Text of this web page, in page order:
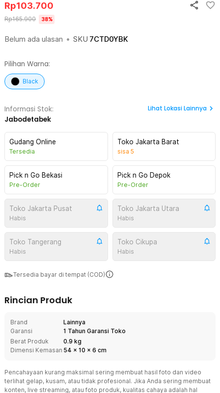
Belum ada ulasan • SKU 7CTD0YBK
Rp103.700
Rp165.900 38%
Pilihan Warna:
Black
Informasi Stok:
Jabodetabek
Lihat Lokasi Lainnya
Gudang Online
Tersedia
Toko Jakarta Barat
sisa 5
Pick n Go Bekasi
Pre-Order
Pick n Go Depok
Pre-Order
Toko Jakarta Pusat
Habis
Toko Jakarta Utara
Habis
Toko Tangerang
Habis
Toko Cikupa
Habis
Tersedia bayar di tempat (COD)
Rincian Produk
Brand
Lainnya
Garansi
1 Tahun Garansi Toko
Berat Produk
0.9 kg
Dimensi Kemasan 54 x 10 x 6 cm
Pencahayaan kurang maksimal sering membuat hasil foto dan video
terlihat gelap, kusam, atau tidak profesional. Jika Anda sering membuat
konten, live streaming, atau foto produk, kualitas cahaya adalah hal